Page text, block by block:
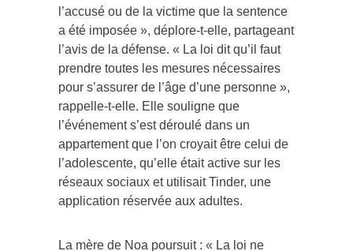
l’accusé ou de la victime que la sentence
a été imposée », déplore-t-elle, partageant
l’avis de la défense. « La loi dit qu’il faut
prendre toutes les mesures nécessaires
pour s’assurer de l’âge d’une personne »,
rappelle-t-elle. Elle souligne que
l’événement s’est déroulé dans un
appartement que l’on croyait être celui de
l’adolescente, qu’elle était active sur les
réseaux sociaux et utilisait Tinder, une
application réservée aux adultes.
La mère de Noa poursuit : « La loi ne